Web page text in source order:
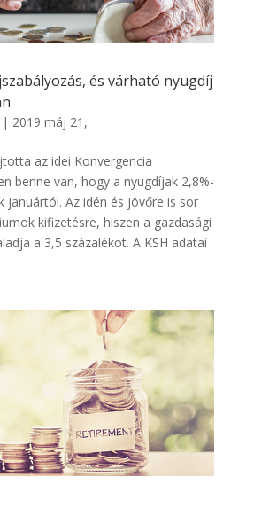
és várható nyugdíj
| 2019 máj 21,
az idei Konvergencia
benne van, hogy a nyugdíjak 2,8%-
januártól. Az idén és jövőre is sor
kifizetésre, hiszen a gazdasági
a 3,5 százalékot. A KSH adatai